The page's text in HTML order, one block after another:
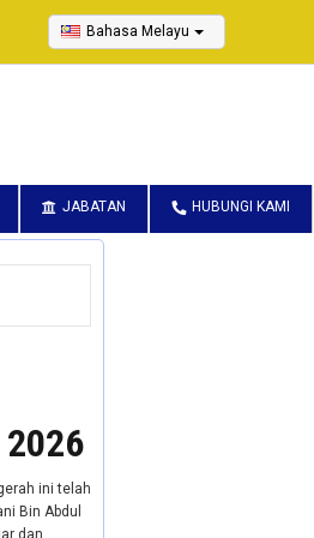
Bahasa Melayu
JABATAN HUBUNGI KAMI
2026
ini telah
Bin Abdul
dan